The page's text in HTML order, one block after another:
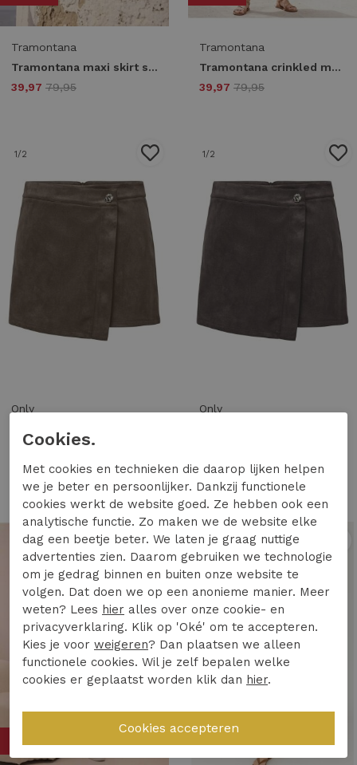
Tramontana
Tramontana maxi skirt sunset desert c18-19-201 099992-printmulticolours
39,97 79,95
Tramontana
Tramontana crinkled maxi skirt e02-19-201 006156-aloemelange
39,97 79,95
1/2
Only
29,99
1/2
Only
/2 1 /2
Cookies.
Met cookies en technieken die daarop lijken helpen
we je beter en persoonlijker. Dankzij functionele
cookies werkt de website goed. Ze hebben ook een
analytische functie. Zo maken we de website elke
dag een beetje beter. We laten je graag nuttige
advertenties zien. Daarom gebruiken we technologie
om je gedrag binnen en buiten onze website te
volgen. Dat doen we op een anonieme manier. Meer
weten? Lees hier alles over onze cookie- en
privacyverklaring. Klik op 'Oké' om te accepteren.
Kies je voor weigeren? Dan plaatsen we alleen
functionele cookies. Wil je zelf bepalen welke
cookies er geplaatst worden klik dan hier.